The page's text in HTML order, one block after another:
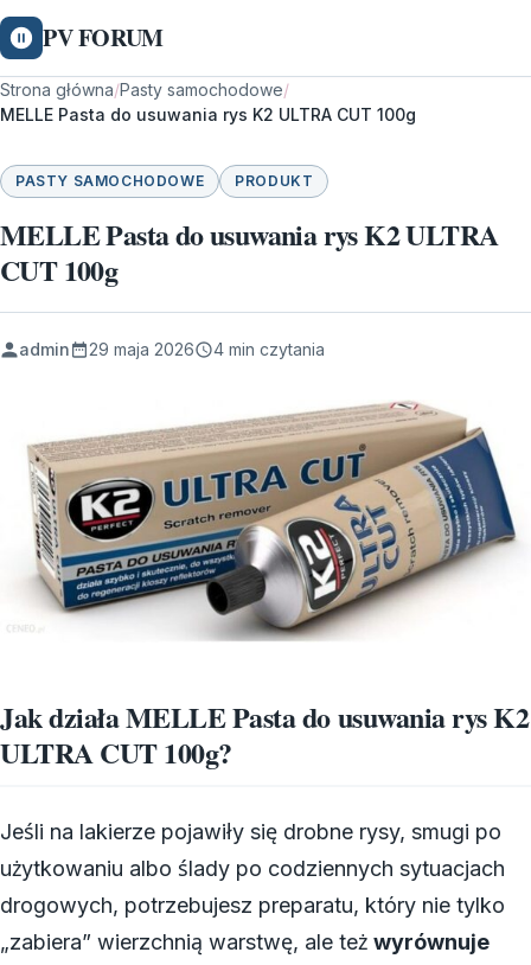
PV FORUM
Strona główna/Pasty samochodowe/
MELLE Pasta do usuwania rys K2 ULTRA CUT 100g
PASTY SAMOCHODOWE PRODUKT
MELLE Pasta do usuwania rys K2 ULTRA
CUT 100g
admin 29 maja 2026 4 min czytania
Jak działa MELLE Pasta do usuwania rys K2
ULTRA CUT 100g?
Jeśli na lakierze pojawiły się drobne rysy, smugi po
użytkowaniu albo ślady po codziennych sytuacjach
drogowych, potrzebujesz preparatu, który nie tylko
„zabiera” wierzchnią warstwę, ale też wyrównuje